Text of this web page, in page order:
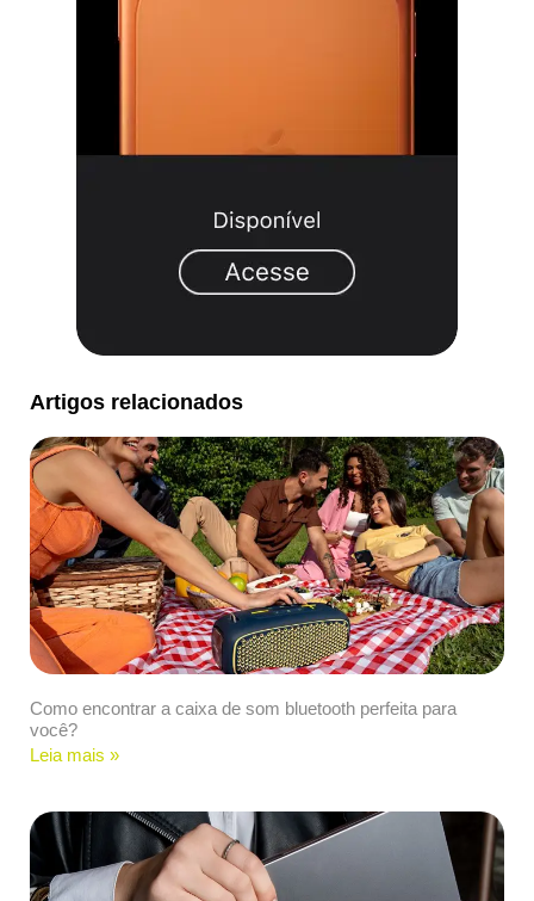
Artigos relacionados
Como encontrar a caixa de som bluetooth perfeita para
você?
Leia mais »